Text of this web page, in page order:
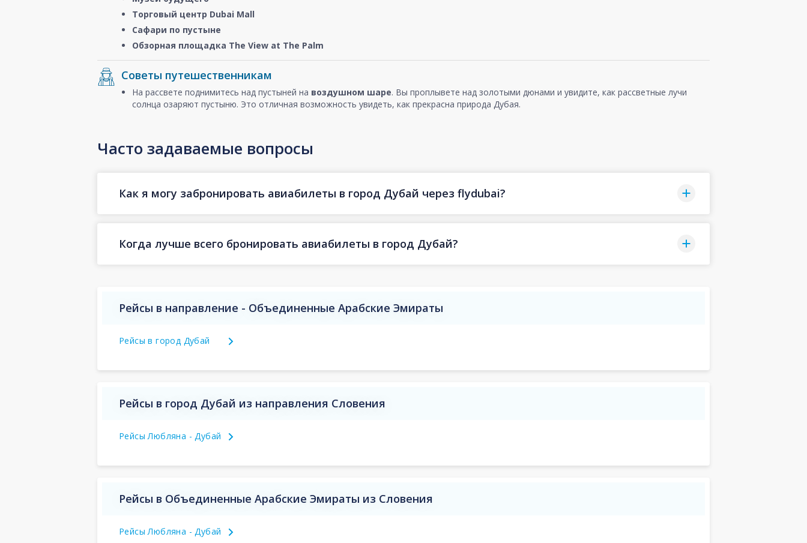
Торговый центр Dubai Mall
Сафари по пустыне
Обзорная площадка The View at The Palm
Советы путешественникам
На рассвете поднимитесь над пустыней на воздушном шаре. Вы проплывете над золотыми дюнами и увидите, как рассветные лучи
солнца озаряют пустыню. Это отличная возможность увидеть, как прекрасна природа Дубая.
Часто задаваемые вопросы
Как я могу забронировать авиабилеты в город Дубай через flydubai?
Когда лучше всего бронировать авиабилеты в город Дубай?
Рейсы в направление - Объединенные Арабские Эмираты
Рейсы в город Дубай
Рейсы в город Дубай из направления Словения
Рейсы Любляна - Дубай
Рейсы в Объединенные Арабские Эмираты из Словения
Рейсы Любляна - Дубай